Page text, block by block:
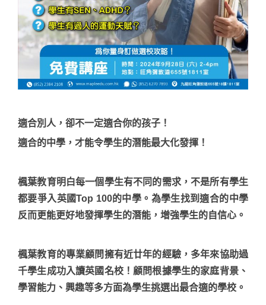
適合別人，卻不一定適合你的孩子！
適合的中學，才能令學生的潛能最大化發揮！
楓葉教育明白每一個學生有不同的需求，不是所有學生
都要爭入英國Top 100的中學。為學生找到適合的中學
反而更能更好地發揮學生的潛能，增強學生的自信心。
楓葉教育的專業顧問擁有近廿年的經驗，多年來協助過
千學生成功入讀英國名校！顧問根據學生的家庭背景、
學習能力、興趣等多方面為學生挑選出最合適的學校。